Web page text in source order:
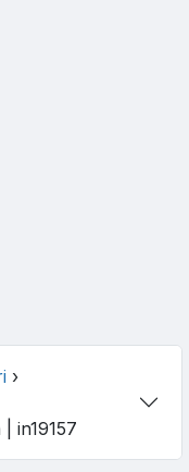
›
| in19157